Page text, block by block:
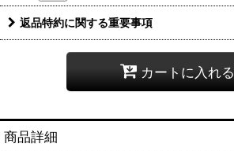
返品特約に関する重要事項
カートに入れる
商品詳細